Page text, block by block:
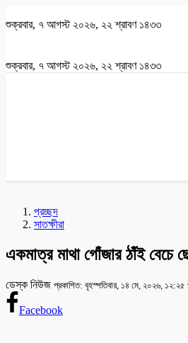
শুক্রবার, ৭ আগস্ট ২০২৬, ২২ শ্রাবণ ১৪৩৩
শুক্রবার, ৭ আগস্ট ২০২৬, ২২ শ্রাবণ ১৪৩৩
প্রচ্ছদ
সাতক্ষীরা
একমাত্র মাথা গোঁজার ঠাঁই বেচে
ডেস্ক নিউজ প্রকাশিত: বৃহস্পতিবার, ১৪ মে, ২০২৬, ১২:২৫
Facebook